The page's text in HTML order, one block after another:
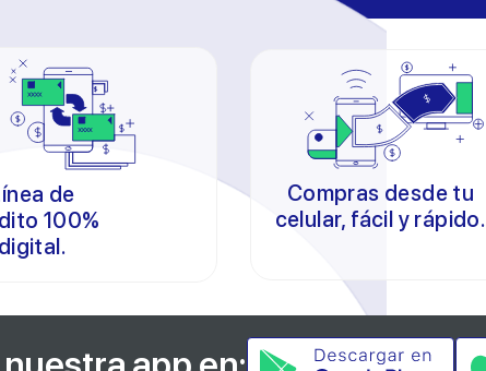
de
100%
digital.
Compras desde tu
celular, fácil y rápido.